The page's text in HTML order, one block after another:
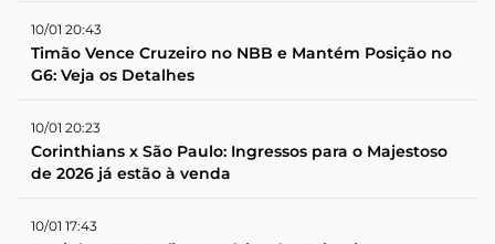
10/01 20:43
Timão Vence Cruzeiro no NBB e Mantém Posição no
G6: Veja os Detalhes
10/01 20:23
Corinthians x São Paulo: Ingressos para o Majestoso
de 2026 já estão à venda
10/01 17:43